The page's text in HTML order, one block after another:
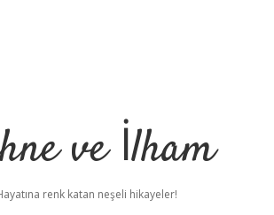
ve İlham
renk katan neşeli hikayeler!